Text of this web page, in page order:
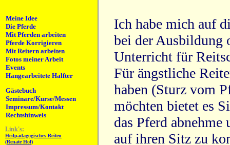
Meine Idee
Die Pferde
Mit Pferden arbeiten
Pferde Korrigieren
Mit Reitern arbeiten
Fotos meiner Arbeit
Events
Hangearbeitete Halfter
Gästebuch
Seminare/Kurse/Messen
Impressum/Kontakt
Rechtshinweis
Link's:
Heilpädagogisches Reiten
(Renate Hof)